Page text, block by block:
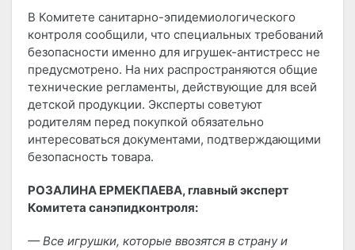
В Комитете санитарно-эпидемиологического
контроля сообщили, что специальных требований
безопасности именно для игрушек-антистресс не
предусмотрено. На них распространяются общие
технические регламенты, действующие для всей
детской продукции. Эксперты советуют
родителям перед покупкой обязательно
интересоваться документами, подтверждающими
безопасность товара.
РОЗАЛИНА ЕРМЕКПАЕВА, главный эксперт
Комитета санэпидконтроля:
— Все игрушки, которые ввозятся в страну и